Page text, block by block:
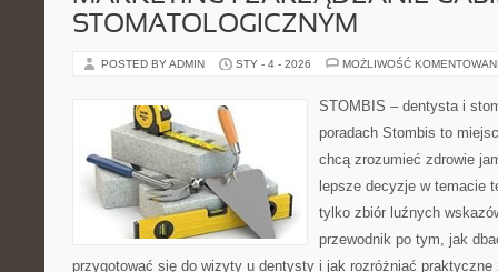
STOMATOLOGICZNYM
POSTED BY ADMIN STY - 4 - 2026 MOŻLIWOŚĆ
STOMBIS – dentysta i
poradach Stombis to
chcą zrozumieć zdrowie
lepsze decyzje w temacie
tylko zbiór luźnych
przewodnik po tym, jak
przygotować się do wizyty u dentysty i jak rozróżniać praktyczne